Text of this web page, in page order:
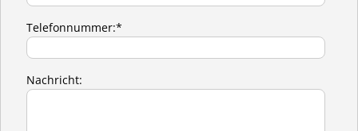
Telefonnummer:*
Nachricht: